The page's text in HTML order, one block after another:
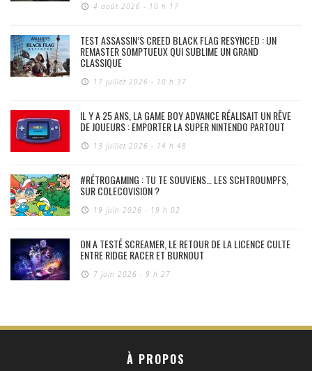
4 août 2026 - 10 h 17
TEST ASSASSIN’S CREED BLACK FLAG RESYNCED : UN
REMASTER SOMPTUEUX QUI SUBLIME UN GRAND
CLASSIQUE
17 juillet 2026 - 10 h 37
IL Y A 25 ANS, LA GAME BOY ADVANCE RÉALISAIT UN RÊVE
DE JOUEURS : EMPORTER LA SUPER NINTENDO PARTOUT
13 juillet 2026 - 14 h 48
#RÉTROGAMING : TU TE SOUVIENS… LES SCHTROUMPFS,
SUR COLECOVISION ?
19 juin 2026 - 19 h 02
ON A TESTÉ SCREAMER, LE RETOUR DE LA LICENCE CULTE
ENTRE RIDGE RACER ET BURNOUT
7 juin 2026 - 9 h 27
À PROPOS